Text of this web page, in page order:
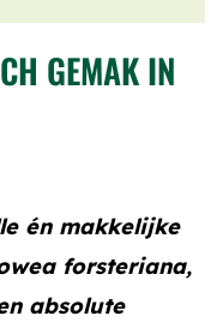
GEMAK IN
én makkelijke
forsteriana,
absolute